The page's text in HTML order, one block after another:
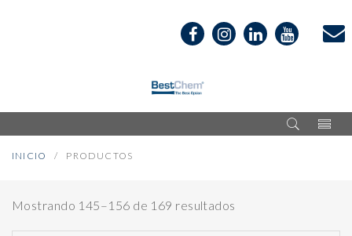
INICIO PRODUCTOS
Mostrando 145–156 de 169 resultados